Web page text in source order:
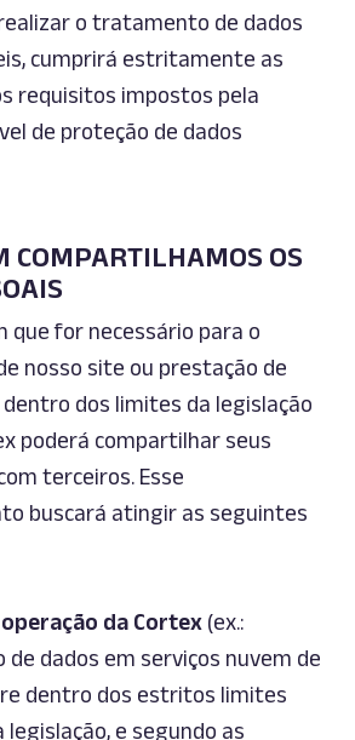
o tratamento de dados
cumprirá estritamente as
requisitos impostos pela
de proteção de dados
COMPARTILHAMOS OS
que for necessário para o
nosso site ou prestação de
dentro dos limites da legislação
poderá compartilhar seus
terceiros. Esse
buscará atingir as seguintes
da Cortex (ex.:
dados em serviços nuvem de
dentro dos estritos limites
e segundo as